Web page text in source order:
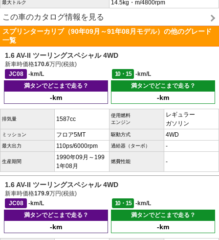
最大トルク 14.5kg・m/4800rpm
この車のカタログ情報を見る
スプリンターカリブ（90年09月～91年08月モデル）の他のグレード
一覧
1.6 AV-II ツーリングスペシャル 4WD
新車時価格170.6万円(税抜)
JC08
-km/L 10・15
-km/L
満タンでどこまで走る？
-km
満タンでどこまで走る？
-km
排気量 1587cc
使用燃料
エンジン
レギュラー
ガソリン
ミッション フロア5MT 駆動方式 4WD
最大出力 110ps/6000rpm 過給器（ターボ） -
生産期間
1990年09月～199
1年08月
燃費性能 -
1.6 AV-II ツーリングスペシャル 4WD
新車時価格179.9万円(税抜)
JC08
-km/L 10・15
-km/L
満タンでどこまで走る？
-km
満タンでどこまで走る？
-km